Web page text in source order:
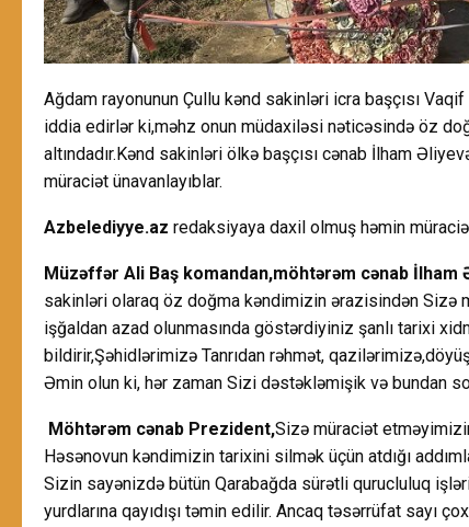
Ağdam rayonunun Çullu kənd sakinləri icra başçısı
iddia edirlər ki,məhz onun müdaxiləsi nəticəsində öz
altındadır.Kənd sakinləri ölkə başçısı cənab İlham
müraciət ünavanlayıblar.
Azbelediyye.az redaksiyaya daxil olmuş həmin
Müzəffər Ali Baş komandan,möhtərəm cənab İlham
sakinləri olaraq öz doğma kəndimizin ərazisindən Sizə
işğaldan azad olunmasında göstərdiyiniz şanlı tarixi
bildirir,Şəhidlərimizə Tanrıdan rəhmət,
Əmin olun ki, hər zaman Sizi dəstəkləmişik və bundan
Möhtərəm cənab Prezident,Sizə müraciət
Həsənovun kəndimizin tarixini silmək üçün atdığı
Sizin sayənizdə bütün Qarabağda sürətli qurucluluq
yurdlarına qayıdışı təmin edilir. Ancaq təsərrüfat sayı